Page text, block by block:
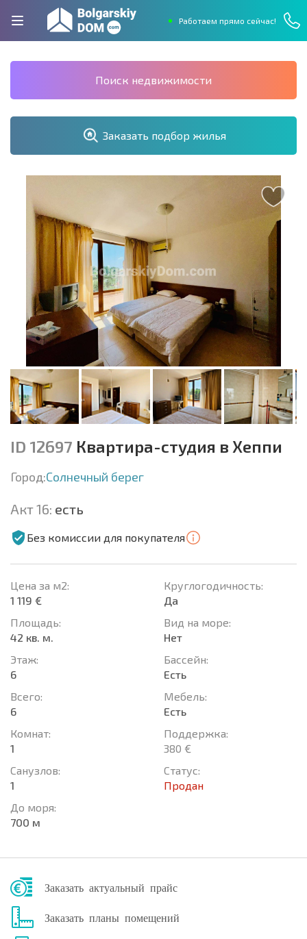
Работаем прямо сейчас!
Поиск недвижимости
Заказать подбор жилья
ID 12697 Квартира-студия в Хеппи
Город:Солнечный берег
Акт 16: есть
Без комиссии для покупателя
Цена за м2:
1 119 €
Площадь:
42 кв. м.
Этаж:
6
Всего:
6
Комнат:
1
Санузлов:
1
До моря:
700 м
Круглогодичность:
Да
Вид на море:
Нет
Басcейн:
Есть
Мебель:
Есть
Поддержка:
380 €
Статус:
Продан
Заказать актуальный прайс
Заказать планы помещений